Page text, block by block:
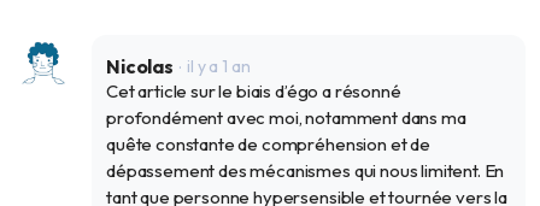
Nicolas il y a 1 an
Cet article sur le biais d’égo a résonné
profondément avec moi, notamment dans ma
quête constante de compréhension et de
dépassement des mécanismes qui nous limitent. En
tant que personne hypersensible et tournée vers la